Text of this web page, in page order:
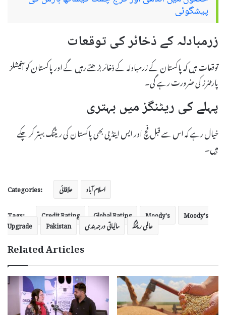
پیشگوئی
زرمبادلہ کے ذخائر کی توقعات
توقعات ہیں کہ پاکستان کے زرمبادلہ کے ذخائر بڑھتے رہیں گے اور پاکستان کو آفیشلز
پارٹنرز کی ضرورت رہے گی۔
پہلے کی ریٹنگز میں بہتری
خیال رہے کہ اس سے قبل فچ اور ایس اینڈپی بھی پاکستان کی ریٹنگ بہتر کر چکے
ہیں۔
Categories: اسلام آباد علاقائی
Tags: Credit Rating Global Rating Moody's Moody's
Upgrade Pakistan عالمی ریٹنگ
مالیاتی درجہ بندی
Related Articles